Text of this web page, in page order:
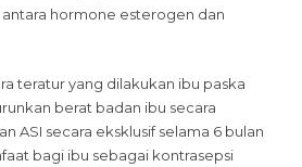
hormone esterogen dan
teratur yang dilakukan ibu paska
berat badan ibu secara
ASI secara eksklusif selama 6 bulan
bagi ibu sebagai kontrasepsi